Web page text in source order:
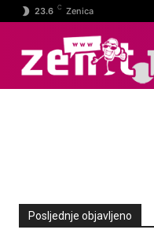
23.6 C Zenica
Posljednje objavljeno